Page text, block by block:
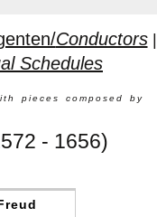
Conductors|
Schedules
pieces composed by
- 1656)